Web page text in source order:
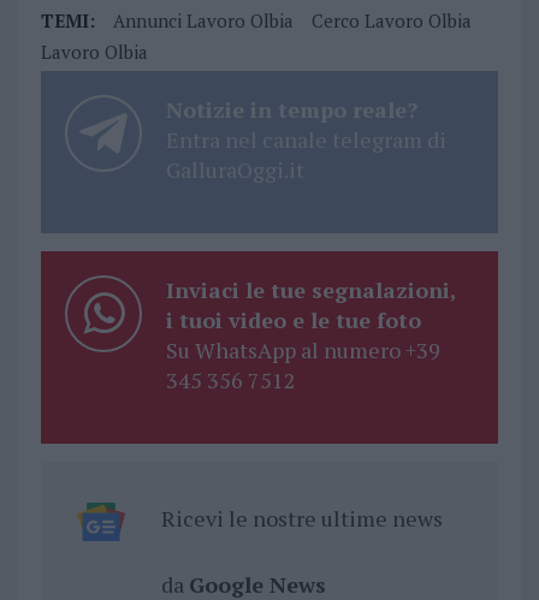
TEMI: Annunci Lavoro Olbia
Cerco Lavoro Olbia
Lavoro Olbia
Notizie in tempo reale?
Entra nel canale telegram di
GalluraOggi.it
Inviaci le tue segnalazioni,
i tuoi video e le tue foto
Su WhatsApp al numero +39
345 356 7512
Ricevi le nostre ultime news
da Google News